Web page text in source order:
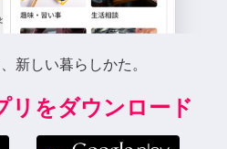
新しい暮らしかた。
リをダウンロード